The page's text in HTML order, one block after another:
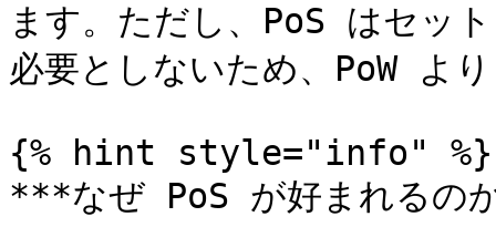
ます。ただし、PoS はセッ
必要としないため、PoW よ
{% hint style="info" %}
***なぜ PoS が好まれるの